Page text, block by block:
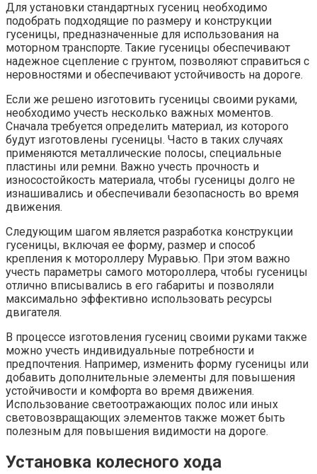
Для установки стандартных гусениц необходимо
подобрать подходящие по размеру и конструкции
гусеницы, предназначенные для использования на
моторном транспорте. Такие гусеницы обеспечивают
надежное сцепление с грунтом, позволяют справиться с
неровностями и обеспечивают устойчивость на дороге.
Если же решено изготовить гусеницы своими руками,
необходимо учесть несколько важных моментов.
Сначала требуется определить материал, из которого
будут изготовлены гусеницы. Часто в таких случаях
применяются металлические полосы, специальные
пластины или ремни. Важно учесть прочность и
износостойкость материала, чтобы гусеницы долго не
изнашивались и обеспечивали безопасность во время
движения.
Следующим шагом является разработка конструкции
гусеницы, включая ее форму, размер и способ
крепления к мотороллеру Муравью. При этом важно
учесть параметры самого мотороллера, чтобы гусеницы
отлично вписывались в его габариты и позволяли
максимально эффективно использовать ресурсы
двигателя.
В процессе изготовления гусениц своими руками также
можно учесть индивидуальные потребности и
предпочтения. Например, изменить форму гусеницы или
добавить дополнительные элементы для повышения
устойчивости и комфорта во время движения.
Использование светоотражающих полос или иных
световозвращающих элементов также может быть
полезным для повышения видимости на дороге.
Установка колесного хода